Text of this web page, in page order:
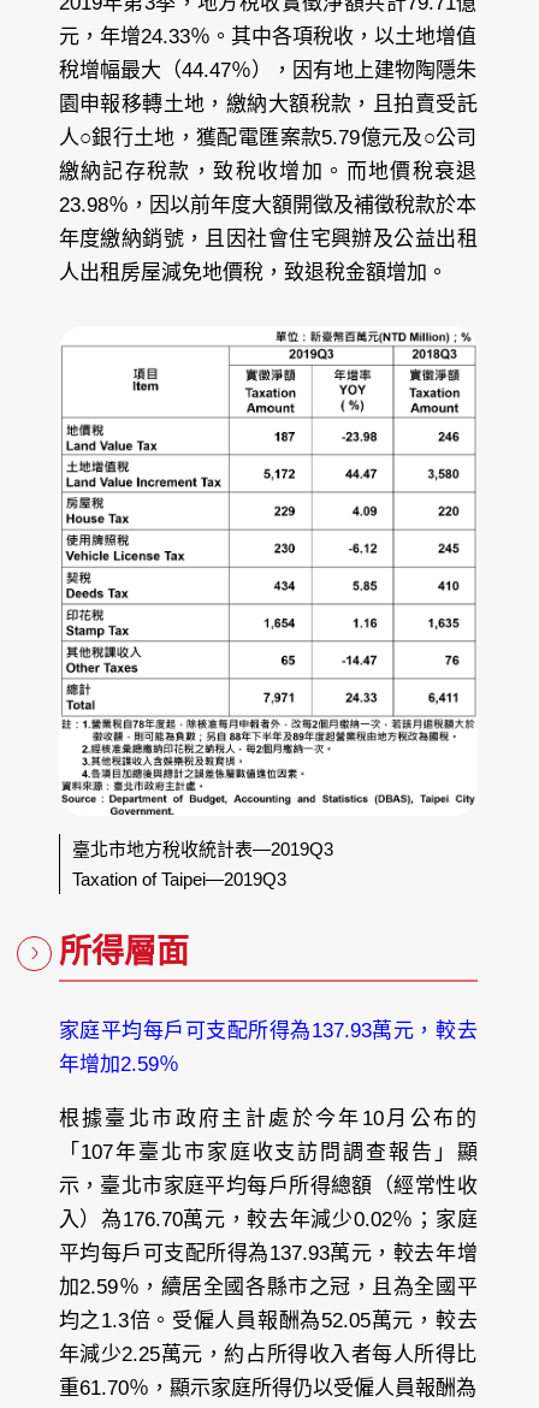
元，年增24.33％。其中各項稅收，以土地增值
稅增幅最大（44.47％），因有地上建物陶隱朱
園申報移轉土地，繳納大額稅款，且拍賣受託
人○銀行土地，獲配電匯案款5.79億元及○公司
繳納記存稅款，致稅收增加。而地價稅衰退
23.98％，因以前年度大額開徵及補徵稅款於本
年度繳納銷號，且因社會住宅興辦及公益出租
人出租房屋減免地價稅，致退稅金額增加。
臺北市地方稅收統計表—2019Q3
Taxation of Taipei—2019Q3
所得層面
家庭平均每戶可支配所得為137.93萬元，較去
年增加2.59％
根據臺北市政府主計處於今年10月公布的
「107年臺北市家庭收支訪問調查報告」顯
示，臺北市家庭平均每戶所得總額（經常性收
入）為176.70萬元，較去年減少0.02％；家庭
平均每戶可支配所得為137.93萬元，較去年增
加2.59％，續居全國各縣市之冠，且為全國平
均之1.3倍。受僱人員報酬為52.05萬元，較去
年減少2.25萬元，約占所得收入者每人所得比
重61.70％，顯示家庭所得仍以受僱人員報酬為